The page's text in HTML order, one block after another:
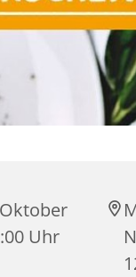
Uhr